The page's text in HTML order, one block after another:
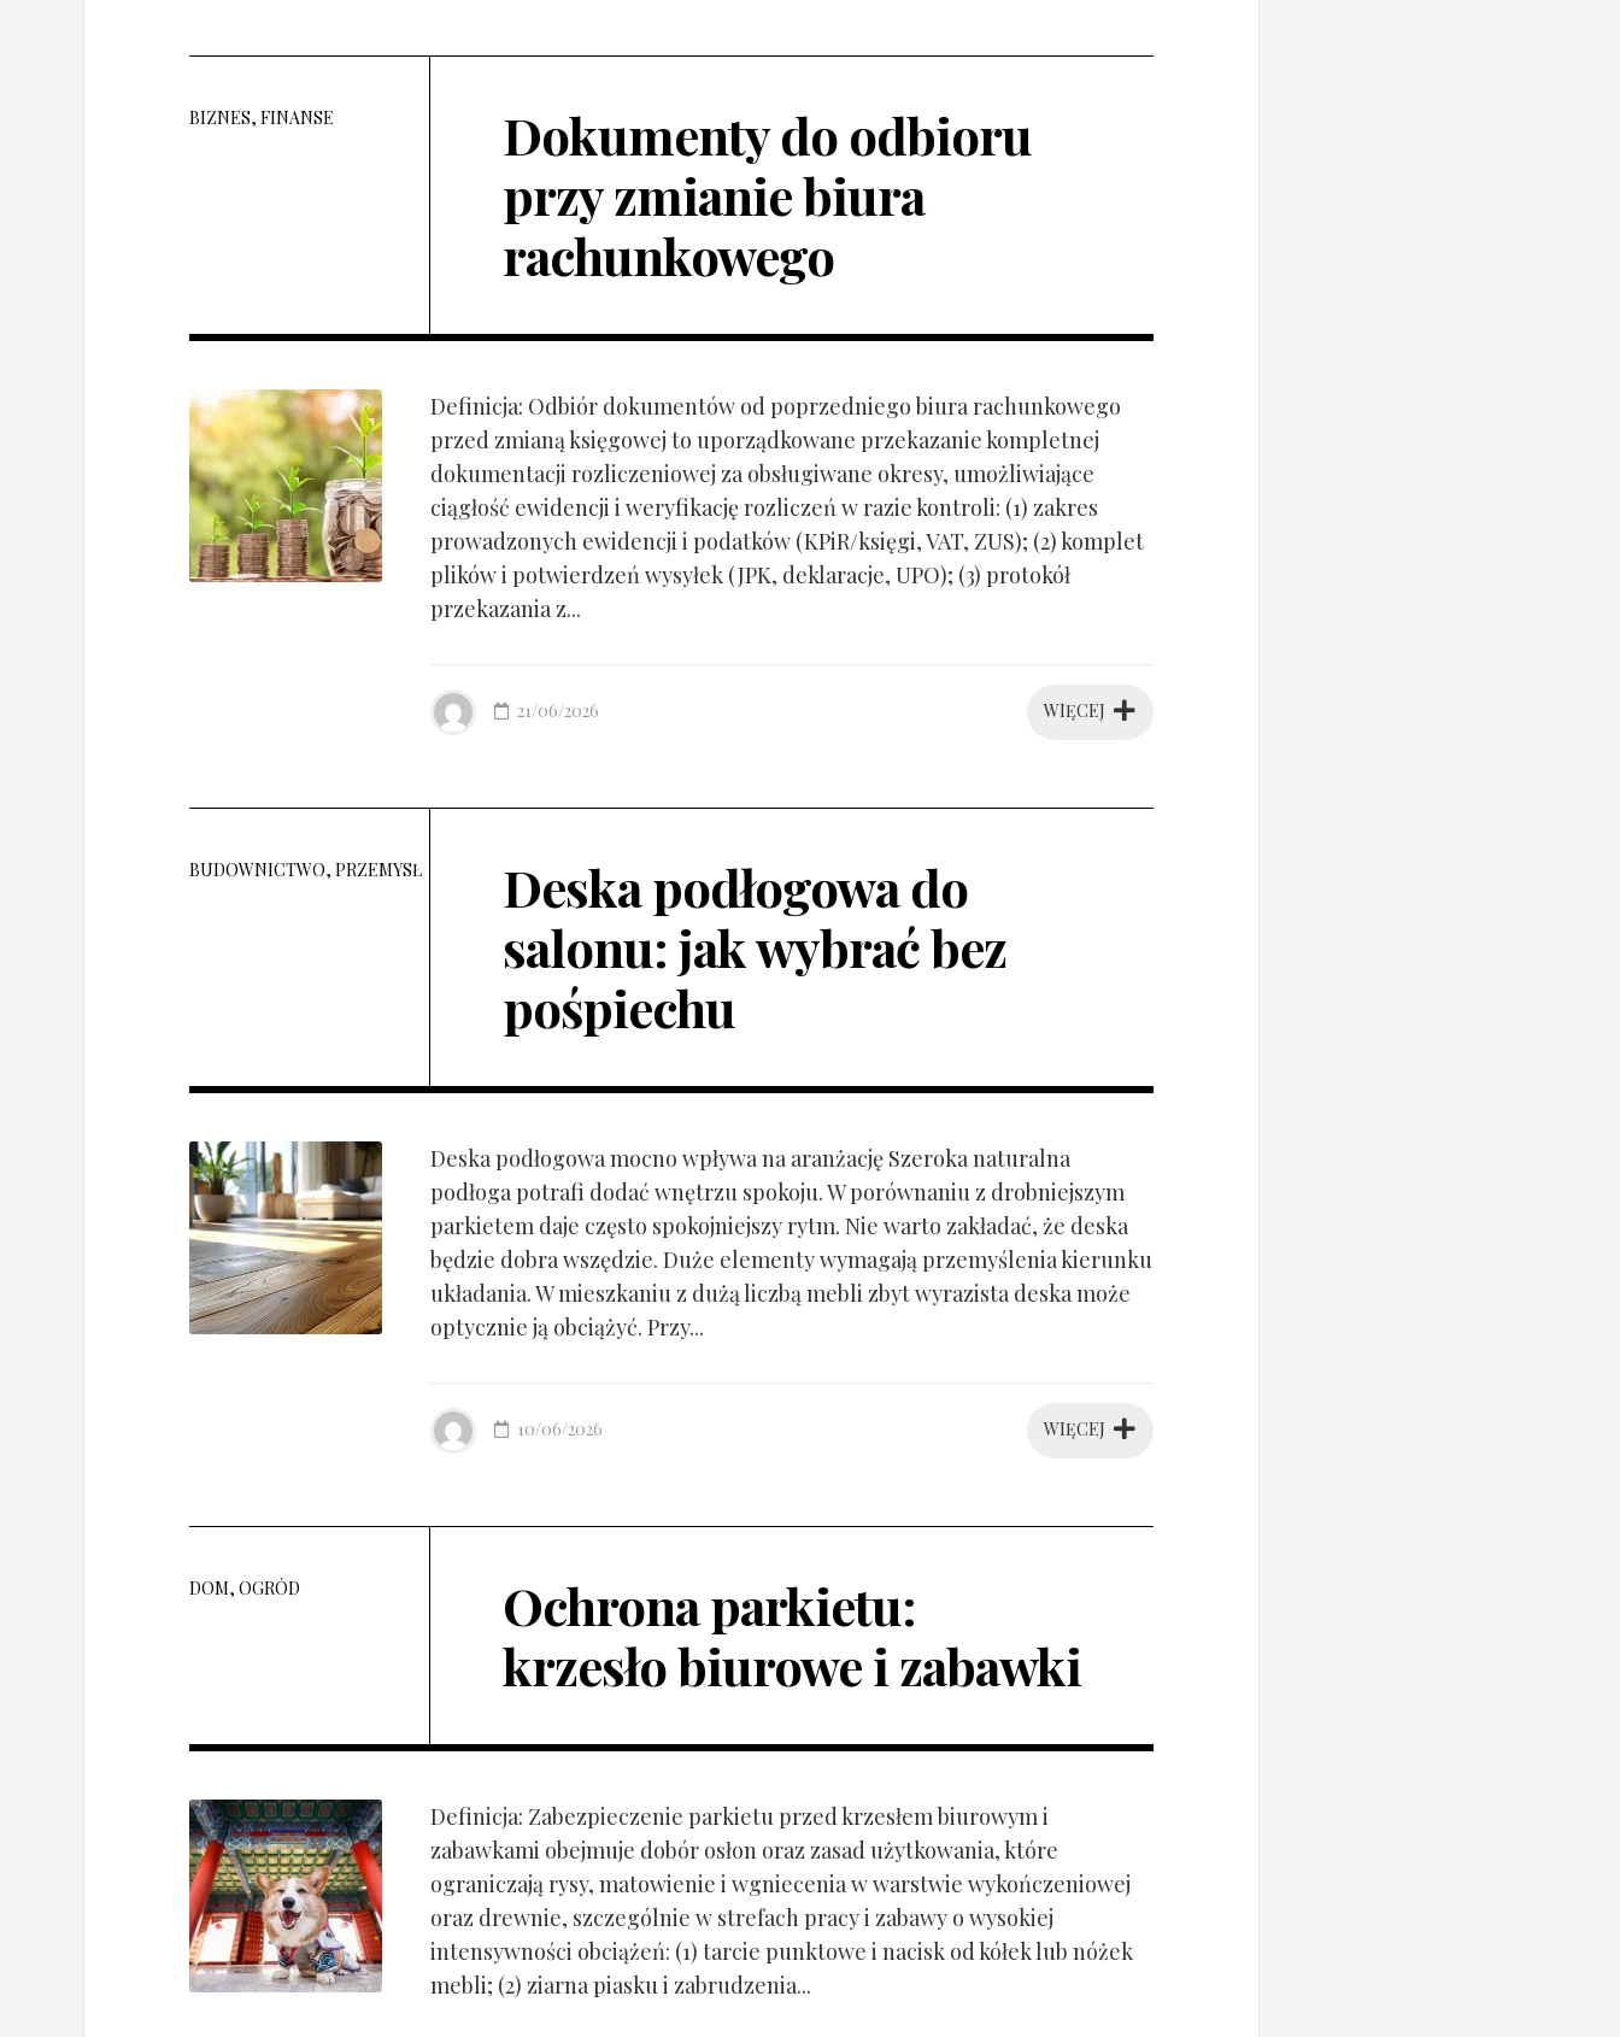
BIZNES, FINANSE
Dokumenty do odbioru
przy zmianie biura
rachunkowego
Definicja: Odbiór dokumentów od poprzedniego biura rachunkowego
przed zmianą księgowej to uporządkowane przekazanie kompletnej
dokumentacji rozliczeniowej za obsługiwane okresy, umożliwiające
ciągłość ewidencji i weryfikację rozliczeń w razie kontroli: (1) zakres
prowadzonych ewidencji i podatków (KPiR/księgi, VAT, ZUS); (2) komplet
plików i potwierdzeń wysyłek (JPK, deklaracje, UPO); (3) protokół
przekazania z...
WIĘCEJ
21/06/2026
BUDOWNICTWO, PRZEMYSŁ
Deska podłogowa do
salonu: jak wybrać bez
pośpiechu
Deska podłogowa mocno wpływa na aranżację Szeroka naturalna
podłoga potrafi dodać wnętrzu spokoju. W porównaniu z drobniejszym
parkietem daje często spokojniejszy rytm. Nie warto zakładać, że deska
będzie dobra wszędzie. Duże elementy wymagają przemyślenia kierunku
układania. W mieszkaniu z dużą liczbą mebli zbyt wyrazista deska może
optycznie ją obciążyć. Przy...
WIĘCEJ
10/06/2026
DOM, OGRÓD
Ochrona parkietu:
krzesło biurowe i zabawki
Definicja: Zabezpieczenie parkietu przed krzesłem biurowym i
zabawkami obejmuje dobór osłon oraz zasad użytkowania, które
ograniczają rysy, matowienie i wgniecenia w warstwie wykończeniowej
oraz drewnie, szczególnie w strefach pracy i zabawy o wysokiej
intensywności obciążeń: (1) tarcie punktowe i nacisk od kółek lub nóżek
mebli; (2) ziarna piasku i zabrudzenia...